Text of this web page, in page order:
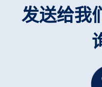
发送给我